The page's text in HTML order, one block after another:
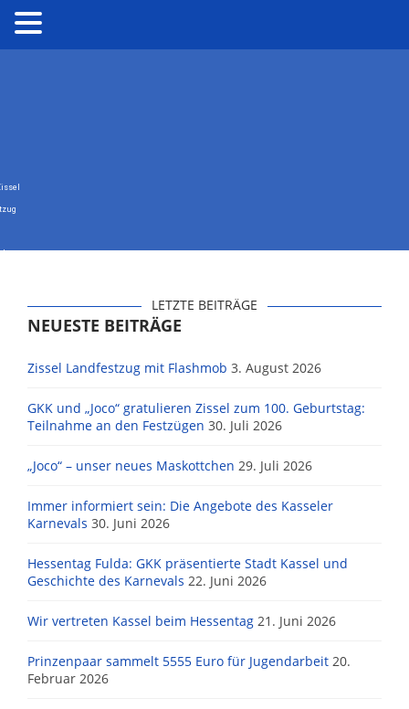
LETZTE BEITRÄGE
NEUESTE BEITRÄGE
Zissel Landfestzug mit Flashmob 3. August 2026
GKK und „Joco“ gratulieren Zissel zum 100. Geburtstag:
Teilnahme an den Festzügen 30. Juli 2026
„Joco“ – unser neues Maskottchen 29. Juli 2026
Immer informiert sein: Die Angebote des Kasseler
Karnevals 30. Juni 2026
Hessentag Fulda: GKK präsentierte Stadt Kassel und
Geschichte des Karnevals 22. Juni 2026
Wir vertreten Kassel beim Hessentag 21. Juni 2026
Prinzenpaar sammelt 5555 Euro für Jugendarbeit 20.
Februar 2026